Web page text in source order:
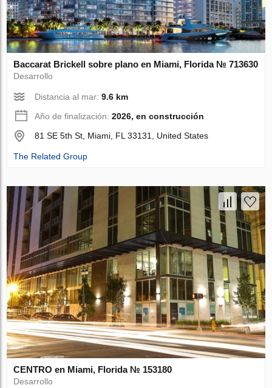
Baccarat Brickell sobre plano en Miami, Florida № 713630
Desarrollo
Distancia al mar:9.6 km
Año de finalización:2026, en construcción
81 SE 5th St, Miami, FL 33131, United States
The Related Group
CENTRO en Miami, Florida № 153180
Desarrollo